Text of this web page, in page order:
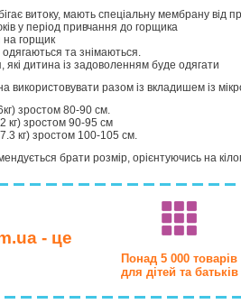
витоку, мають спеціальну мембрану від
у період привчання до горщика
на горщик
одягаються та знімаються.
дитина із задоволенням буде одягати
використовувати разом із вкладишем із
зростом 80-90 см.
кг) зростом 90-95 см
кг) зростом 100-105 см.
брати розмір, орієнтуючись на
- це
Понад 5 000 товарів
для дітей та батьків